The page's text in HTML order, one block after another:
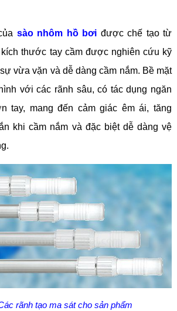
sào nhôm hồ bơi được chế tạo từ
thước tay cầm được nghiên cứu kỹ
vừa vặn và dễ dàng cầm nắm. Bề mặt
với các rãnh sâu, có tác dụng ngăn
tay, mang đến cảm giác êm ái, tăng
khi cầm nắm và đặc biệt dễ dàng vệ
rãnh tạo ma sát cho sản phẩm